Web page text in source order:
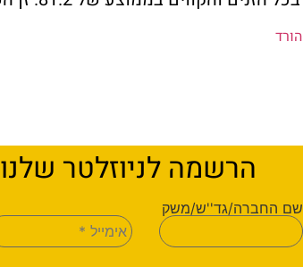
הורד
הרשמה לניוזלטר שלנו
שם החברה/גד''ש/משק